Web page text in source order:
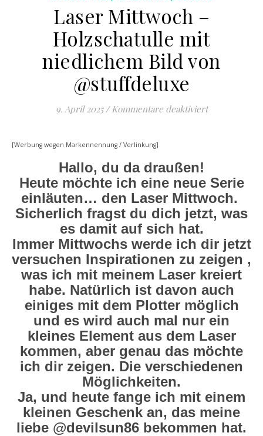
Laser Mittwoch –
Holzschatulle mit
niedlichem Bild von
@stuffdeluxe
9. April 2025 / Kommentare deaktiviertfür Laser
[Werbung wegen Markennennung / Verlinkung]
Hallo, du da draußen!
Heute möchte ich eine neue Serie
einläuten… den Laser Mittwoch.
Sicherlich fragst du dich jetzt, was
es damit auf sich hat.
Immer Mittwochs werde ich dir jetzt
versuchen Inspirationen zu zeigen ,
was ich mit meinem Laser kreiert
habe. Natürlich ist davon auch
einiges mit dem Plotter möglich
und es wird auch mal nur ein
kleines Element aus dem Laser
kommen, aber genau das möchte
ich dir zeigen. Die verschiedenen
Möglichkeiten.
Ja, und heute fange ich mit einem
kleinen Geschenk an, das meine
liebe @devilsun86 bekommen hat.